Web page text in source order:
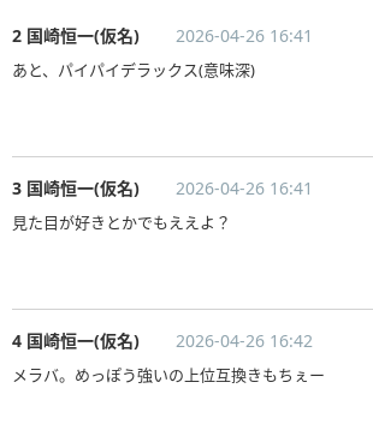
2 国崎恒一(仮名) 2026-04-26 16:41
あと、パイパイデラックス(意味深)
3 国崎恒一(仮名) 2026-04-26 16:41
見た目が好きとかでもええよ？
4 国崎恒一(仮名) 2026-04-26 16:42
メラバ。めっぽう強いの上位互換きもちぇー